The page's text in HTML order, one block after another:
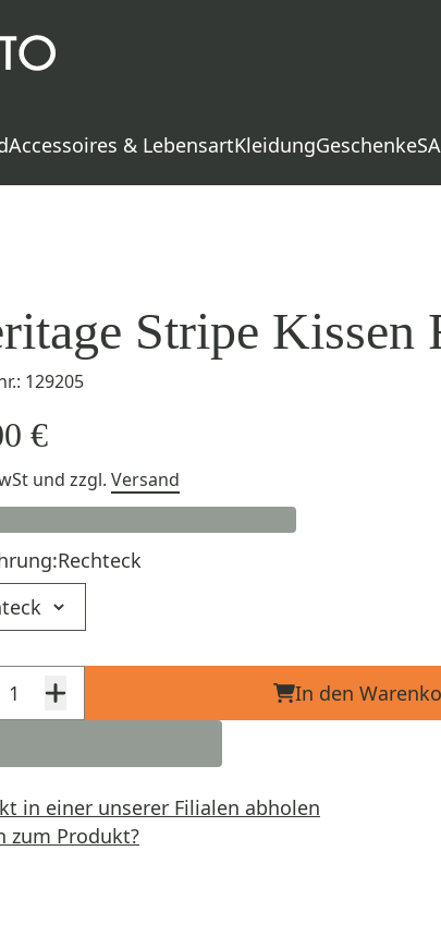
Accessoires & LebensartKleidungGeschenke
Stripe Kissen
129205
€
und zzgl. Versand
Rechteck
In den
in einer unserer Filialen abholen
zum Produkt?